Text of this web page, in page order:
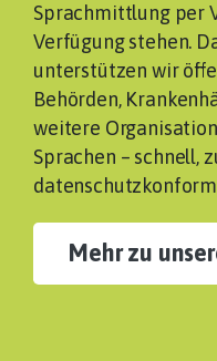
Sprachmittlung per
Verfügung stehen.
unterstützen wir
Behörden,
weitere
Sprachen – schnell,
Mehr zu